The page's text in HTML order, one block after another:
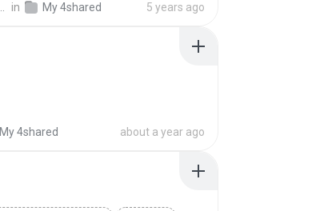
in My 4shared 5 years ago
My 4shared about a year ago